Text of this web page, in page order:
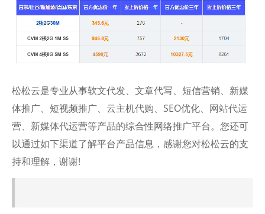
松松云是专业从事软文代发、文章代写、短信营销、新媒
体推广、短视频推广、云主机代购、SEO优化、网站代运
营、新媒体代运营等产品的综合性网络推广平台。您还可
以通过如下渠道了解平台产品信息，感谢您对松松云的支
持和理解，谢谢!